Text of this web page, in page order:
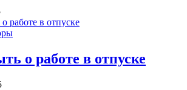
о работе в отпуске